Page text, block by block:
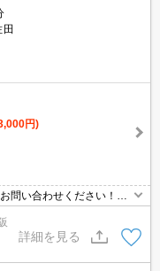
田
円)
問い合わせください！オ
。
詳細を見る